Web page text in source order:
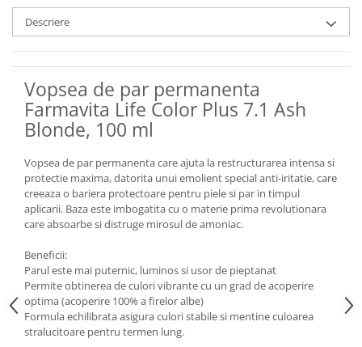
Descriere
Vopsea de par permanenta
Farmavita Life Color Plus 7.1 Ash
Blonde, 100 ml
Vopsea de par permanenta care ajuta la restructurarea intensa si
protectie maxima, datorita unui emolient special anti-iritatie, care
creeaza o bariera protectoare pentru piele si par in timpul
aplicarii. Baza este imbogatita cu o materie prima revolutionara
care absoarbe si distruge mirosul de amoniac.
Beneficii:
Parul este mai puternic, luminos si usor de pieptanat
Permite obtinerea de culori vibrante cu un grad de acoperire
optima (acoperire 100% a firelor albe)
Formula echilibrata asigura culori stabile si mentine culoarea
stralucitoare pentru termen lung.